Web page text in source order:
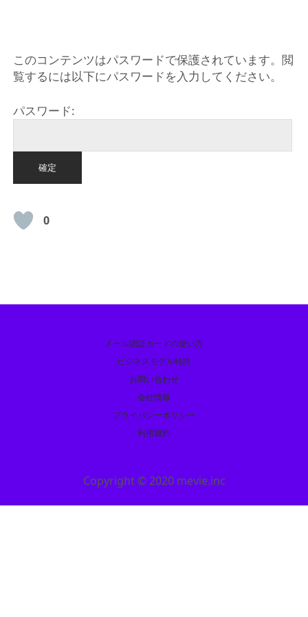
このコンテンツはパスワードで保護されています。閲
覧するには以下にパスワードを入力してください。
パスワード:
0
メール認証カードの使い方
ビジネスモデル特許
お問い合わせ
会社情報
プライバシーポリシー
利用規約
Copyright © 2020 mevie.inc